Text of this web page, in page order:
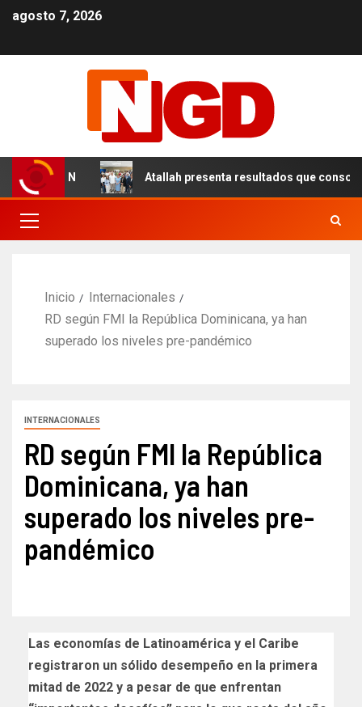
agosto 7, 2026
el DN Atallah presenta resultados que consolidan
Inicio
Internacionales
RD según FMI la República Dominicana, ya han
superado los niveles pre-pandémico
INTERNACIONALES
RD según FMI la República
Dominicana, ya han
superado los niveles pre-
pandémico
Las economías de Latinoamérica y el Caribe
registraron un sólido desempeño en la primera
mitad de 2022 y a pesar de que enfrentan